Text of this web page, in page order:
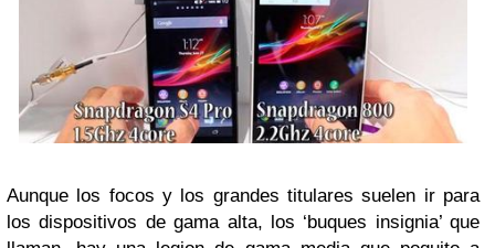
Aunque los focos y los grandes titulares suelen ir para
los dispositivos de gama alta, los ‘buques insignia’ que